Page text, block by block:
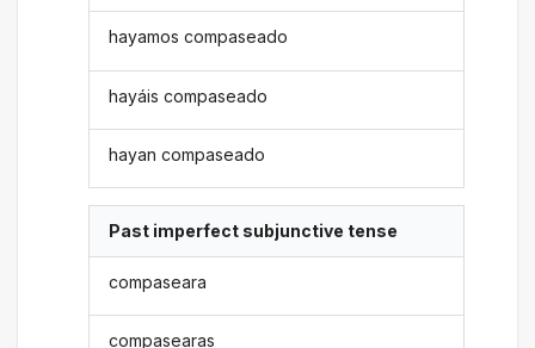
hayamos compaseado
hayáis compaseado
hayan compaseado
Past imperfect subjunctive tense
compaseara
compasearas